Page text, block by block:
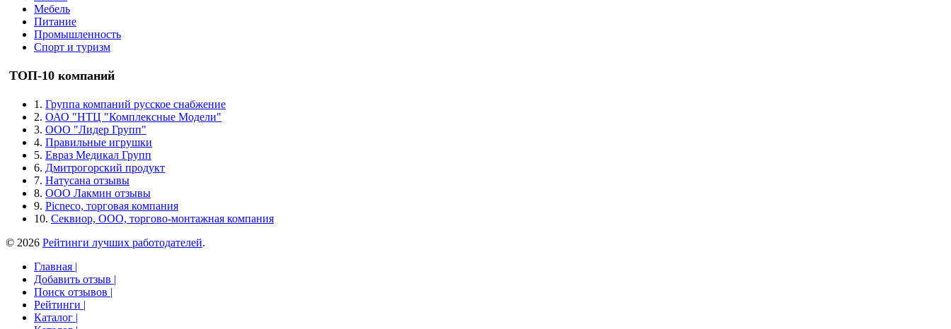
Мебель
Питание
Промышленность
Спорт и туризм
ТОП-10 компаний
1. Группа компаний русское снабжение
2. ОАО "НТЦ "Комплексные Модели"
3. ООО "Лидер Групп"
4. Правильные игрушки
5. Евраз Медикал Групп
6. Дмитрогорский продукт
7. Натусана отзывы
8. ООО Лакмин отзывы
9. Picneco, торговая компания
10. Секвиор, ООО, торгово-монтажная компания
© 2026 Рейтинги лучших работодателей.
Главная |
Добавить отзыв |
Поиск отзывов |
Рейтинги |
Каталог |